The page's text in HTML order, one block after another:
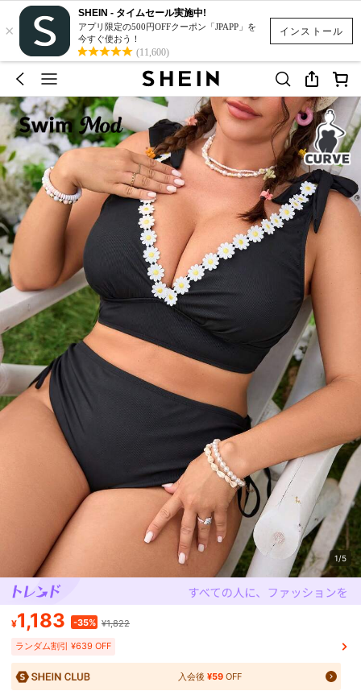
インストール
×
SHEIN - タイムセール実施中!
アプリ限定の500円OFFクーポン「JPAPP」を
今すぐ使おう！
(11,600)
1/5
¥1,183 -35% ¥1,822
ランダム割引 ¥639 OFF
入会後¥59 OFF